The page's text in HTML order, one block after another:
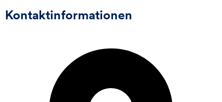
Kontaktinformationen